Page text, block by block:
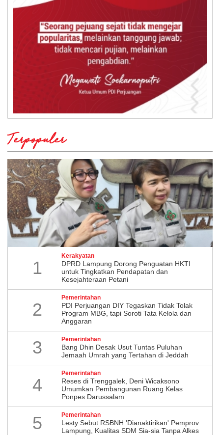
Terpopuler
1
Kerakyatan
DPRD Lampung Dorong Penguatan HKTI
untuk Tingkatkan Pendapatan dan
Kesejahteraan Petani
2
Pemerintahan
PDI Perjuangan DIY Tegaskan Tidak Tolak
Program MBG, tapi Soroti Tata Kelola dan
Anggaran
3 Pemerintahan
Bang Dhin Desak Usut Tuntas Puluhan
Jemaah Umrah yang Tertahan di Jeddah
4
Pemerintahan
​Reses di Trenggalek, Deni Wicaksono
Umumkan Pembangunan Ruang Kelas
Ponpes Darussalam
5 Pemerintahan
Lesty Sebut RSBNH 'Dianaktirikan' Pemprov
Lampung, Kualitas SDM Sia-sia Tanpa Alkes